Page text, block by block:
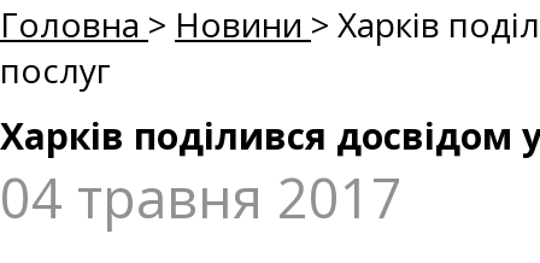
Головна > Новини > Харків
послуг
Харків поділився досвідом
04 травня 2017